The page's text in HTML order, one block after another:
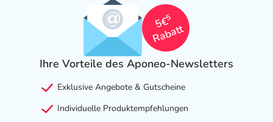
5€
5
Rabatt
Ihre Vorteile des Aponeo-Newsletters
Exklusive Angebote & Gutscheine
Individuelle Produktempfehlungen